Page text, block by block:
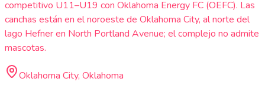
competitivo U11–U19 con Oklahoma Energy FC (OEFC). Las
canchas están en el noroeste de Oklahoma City, al norte del
lago Hefner en North Portland Avenue; el complejo no admite
mascotas.
Oklahoma City, Oklahoma